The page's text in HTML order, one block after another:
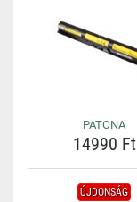
PATONA
14990 Ft
ÚJDONSÁG